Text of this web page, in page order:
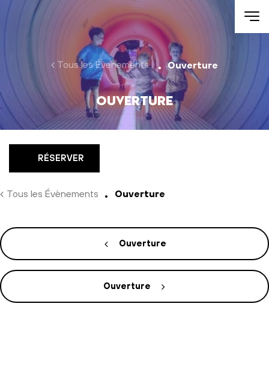
Aller au contenu
Tous les Évènements Ouverture
Ouverture
RÉSERVER
Tous les Évènements Ouverture
Ouverture
Ouverture